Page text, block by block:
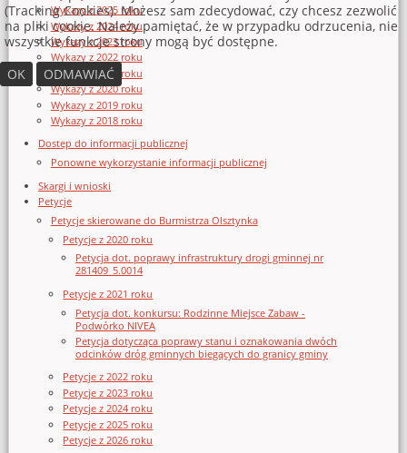
Wykazy z 2025 roku
Wykazy z 2024 roku
Wykazy z 2023 roku
Wykazy z 2022 roku
Wykazy z 2021 roku
Wykazy z 2020 roku
Wykazy z 2019 roku
Wykazy z 2018 roku
Dostęp do informacji publicznej
Ponowne wykorzystanie informacji publicznej
Skargi i wnioski
Petycje
Petycje skierowane do Burmistrza Olsztynka
Petycje z 2020 roku
Petycja dot. poprawy infrastruktury drogi gminnej nr
281409_5.0014
Petycje z 2021 roku
Petycja dot. konkursu: Rodzinne Miejsce Zabaw -
Podwórko NIVEA
Petycja dotycząca poprawy stanu i oznakowania dwóch
odcinków dróg gminnych biegących do granicy gminy
Petycje z 2022 roku
Petycje z 2023 roku
Petycje z 2024 roku
Petycje z 2025 roku
Petycje z 2026 roku
(Tracking Cookies). Możesz sam zdecydować, czy chcesz zezwolić
na pliki cookie. Należy pamiętać, że w przypadku odrzucenia, nie
wszystkie funkcje strony mogą być dostępne.
OK
ODMAWIAĆ